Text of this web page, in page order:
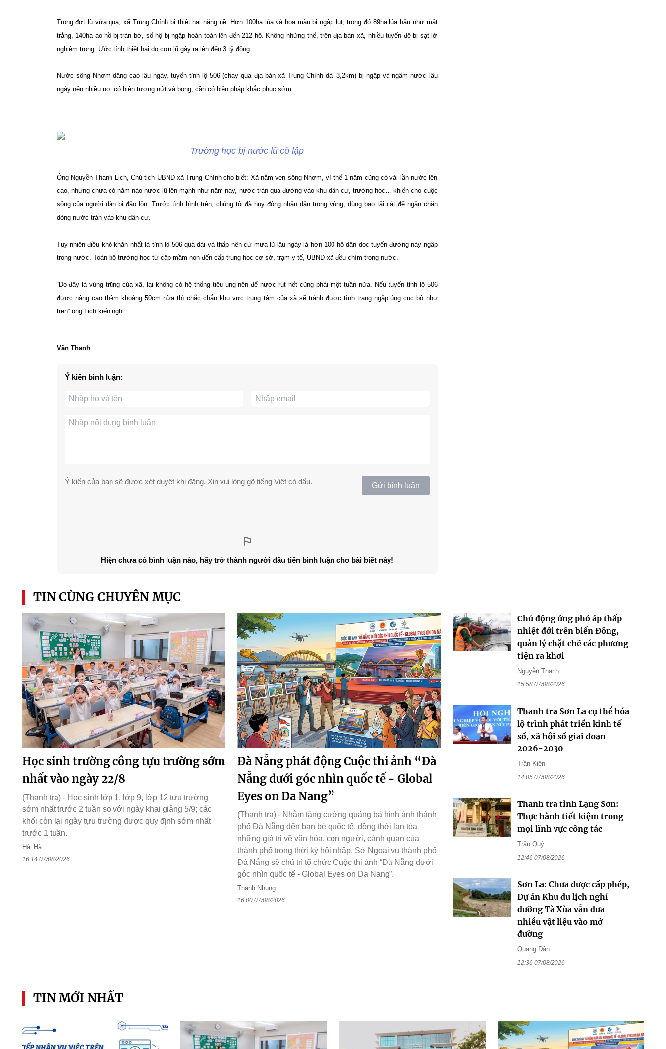
Trong đợt lũ vừa qua, xã Trung Chính bị thiệt hại nặng nề: Hơn 100ha lúa và hoa màu bị ngập lụt, trong đó 89ha lúa hầu như mất
trắng, 140ha ao hồ bị tràn bờ, số hộ bị ngập hoàn toàn lên đến 212 hộ. Không những thế, trên địa bàn xã, nhiều tuyến đê bị sạt lở
nghiêm trọng. Ước tính thiệt hại do cơn lũ gây ra lên đến 3 tỷ đồng.
Nước sông Nhơm dâng cao lâu ngày, tuyến tỉnh lộ 506 (chạy qua địa bàn xã Trung Chính dài 3,2km) bị ngập và ngâm nước lâu
ngày nên nhiều nơi có hiện tượng nứt và bong, cần có biện pháp khắc phục sớm.
Trường học bị nước lũ cô lập
Ông Nguyễn Thanh Lịch, Chủ tịch UBND xã Trung Chính cho biết: Xã nằm ven sông Nhơm, vì thế 1 năm cũng có vài lần nước lên
cao, nhưng chưa có năm nào nước lũ lên mạnh như năm nay, nước tràn qua đường vào khu dân cư, trường học… khiến cho cuộc
sống của người dân bị đảo lộn. Trước tình hình trên, chúng tôi đã huy động nhân dân trong vùng, dùng bao tải cát để ngăn chặn
dòng nước tràn vào khu dân cư.
Tuy nhiên điều khó khăn nhất là tỉnh lộ 506 quá dài và thấp nên cứ mưa lũ lâu ngày là hơn 100 hộ dân dọc tuyến đường này ngập
trong nước. Toàn bộ trường học từ cấp mầm non đến cấp trung học cơ sở, trạm y tế, UBND xã đều chìm trong nước.
“Do đây là vùng trũng của xã, lại không có hệ thống tiêu úng nên để nước rút hết cũng phải một tuần nữa. Nếu tuyến tỉnh lộ 506
được nâng cao thêm khoảng 50cm nữa thì chắc chắn khu vực trung tâm của xã sẽ tránh được tình trạng ngập úng cục bộ như
trên” ông Lịch kiến nghị.
Văn Thanh
Ý kiến bình luận:
Ý kiến của bạn sẽ được xét duyệt khi đăng. Xin vui lòng gõ tiếng Việt có dấu. Gửi bình luận
Hiện chưa có bình luận nào, hãy trở thành người đầu tiên bình luận cho bài biết này!
TIN CÙNG CHUYÊN MỤC
Học sinh trường công tựu trường sớm
nhất vào ngày 22/8
(Thanh tra) - Học sinh lớp 1, lớp 9, lớp 12 tựu trường
sớm nhất trước 2 tuần so với ngày khai giảng 5/9; các
khối còn lại ngày tựu trường được quy định sớm nhất
trước 1 tuần.
Hải Hà
16:14 07/08/2026
Đà Nẵng phát động Cuộc thi ảnh “Đà
Nẵng dưới góc nhìn quốc tế - Global
Eyes on Da Nang”
(Thanh tra) - Nhằm tăng cường quảng bá hình ảnh thành
phố Đà Nẵng đến bạn bè quốc tế, đồng thời lan tỏa
những giá trị về văn hóa, con người, cảnh quan của
thành phố trong thời kỳ hội nhập, Sở Ngoại vụ thành phố
Đà Nẵng sẽ chủ trì tổ chức Cuộc thi ảnh “Đà Nẵng dưới
góc nhìn quốc tế - Global Eyes on Da Nang”.
Thanh Nhung
16:00 07/08/2026
Chủ động ứng phó áp thấp
nhiệt đới trên biển Đông,
quản lý chặt chẽ các phương
tiện ra khơi
Nguyễn Thanh
15:58 07/08/2026
Thanh tra Sơn La cụ thể hóa
lộ trình phát triển kinh tế
số, xã hội số giai đoạn
2026-2030
Trần Kiên
14:05 07/08/2026
Thanh tra tỉnh Lạng Sơn:
Thực hành tiết kiệm trong
mọi lĩnh vực công tác
Trần Quý
12:46 07/08/2026
Sơn La: Chưa được cấp phép,
Dự án Khu du lịch nghỉ
dưỡng Tà Xùa vẫn đưa
nhiều vật liệu vào mở
đường
Quang Dân
12:36 07/08/2026
TIN MỚI NHẤT